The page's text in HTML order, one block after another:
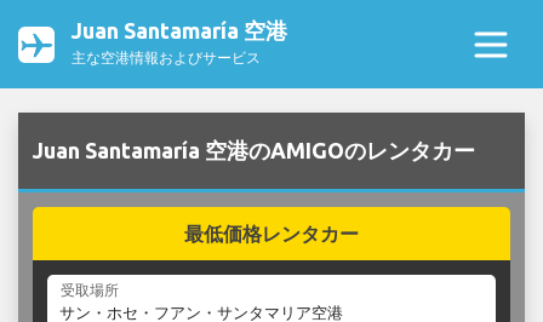
Juan Santamaría 空港
主な空港情報およびサービス
Juan Santamaría 空港のAMIGOのレンタカー
最低価格レンタカー
受取場所